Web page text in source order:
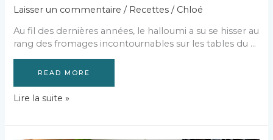
Laisser un commentaire / Recettes / Chloé
Au fil des dernières années, le halloumi a su se hisser au
rang des fromages incontournables sur les tables du …
READ MORE
Tout
sur
Lire la suite »